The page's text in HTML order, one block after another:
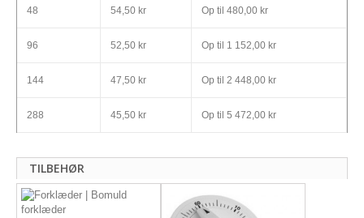
48 54,50 kr Op til 480,00 kr
96 52,50 kr Op til 1 152,00 kr
144 47,50 kr Op til 2 448,00 kr
288 45,50 kr Op til 5 472,00 kr
TILBEHØR